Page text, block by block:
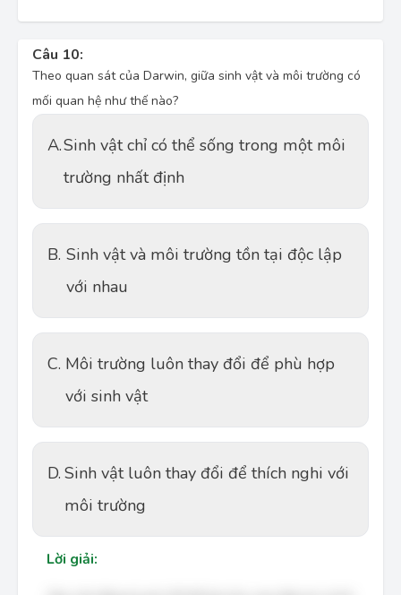
Câu 10:
Theo quan sát của Darwin, giữa sinh vật và môi trường có
mối quan hệ như thế nào?
A.Sinh vật chỉ có thể sống trong một môi
trường nhất định
B. Sinh vật và môi trường tồn tại độc lập
với nhau
C. Môi trường luôn thay đổi để phù hợp
với sinh vật
D. Sinh vật luôn thay đổi để thích nghi với
môi trường
Lời giải: